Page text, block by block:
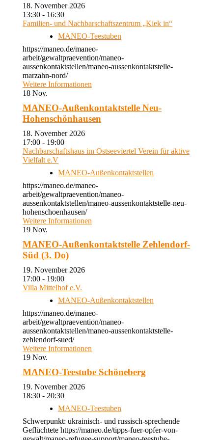
18. November 2026
13:30 - 16:30
Familien- und Nachbarschaftszentrum „Kiek in“
MANEO-Teestuben
https://maneo.de/maneo-
arbeit/gewaltpraevention/maneo-
aussenkontaktstellen/maneo-aussenkontaktstelle-
marzahn-nord/
Weitere Informationen
18 Nov.
MANEO-Außenkontaktstelle Neu-
Hohenschönhausen
18. November 2026
17:00 - 19:00
Nachbarschaftshaus im Ostseeviertel Verein für aktive
Vielfalt e.V
MANEO-Außenkontaktstellen
https://maneo.de/maneo-
arbeit/gewaltpraevention/maneo-
aussenkontaktstellen/maneo-aussenkontaktstelle-neu-
hohenschoenhausen/
Weitere Informationen
19 Nov.
MANEO-Außenkontaktstelle Zehlendorf-
Süd (3. Do)
19. November 2026
17:00 - 19:00
Villa Mittelhof e.V.
MANEO-Außenkontaktstellen
https://maneo.de/maneo-
arbeit/gewaltpraevention/maneo-
aussenkontaktstellen/maneo-aussenkontaktstelle-
zehlendorf-sued/
Weitere Informationen
19 Nov.
MANEO-Teestube Schöneberg
19. November 2026
18:30 - 20:30
MANEO-Teestuben
Schwerpunkt: ukrainisch- und russisch-sprechende
Geflüchtete https://maneo.de/tipps-fuer-opfer-von-